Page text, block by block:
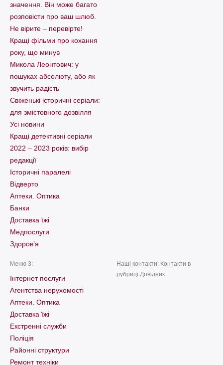
значення. Він може багато
розповісти про ваш шлюб.
Не вірите – перевірте!
Кращі фільми про кохання
року, що минув
Микола Леонтович: у
пошуках абсолюту, або як
звучить радість
Свіженькі історичні серіали:
для змістовного дозвілля
Усі новини
Кращі детективні серіали
2022 – 2023 років: вибір
редакції
Історичні паралелі
Відверто
Аптеки. Оптика
Банки
Доставка їжі
Медпослуги
Здоров’я
Меню 3:
Інтернет послуги
Агентства нерухомості
Аптеки. Оптика
Доставка їжі
Екстренні служби
Поліція
Районні структури
Ремонт техніки
Наші контакти: Контакти в
рубриці Довідник: